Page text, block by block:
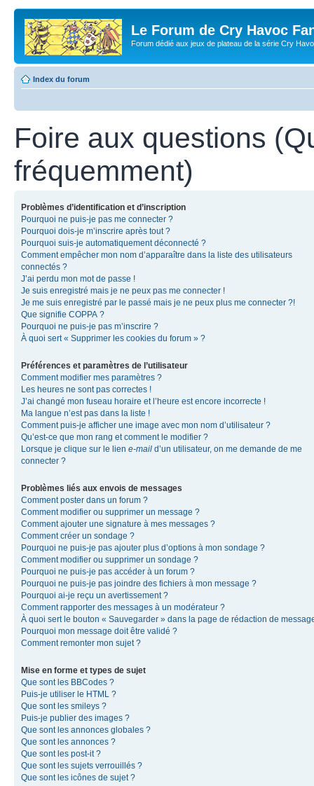
Le Forum de Cry Havoc
Forum dédié aux jeux de plateau de la série Cry
Index du forum
Foire aux questions
fréquemment)
Problèmes d’identification et d’inscription
Pourquoi ne puis-je pas me connecter ?
Pourquoi dois-je m’inscrire après tout ?
Pourquoi suis-je automatiquement déconnecté ?
Comment empêcher mon nom d’apparaître dans la liste des utilisateurs
connectés ?
J’ai perdu mon mot de passe !
Je suis enregistré mais je ne peux pas me connecter !
Je me suis enregistré par le passé mais je ne peux plus me connecter ?!
Que signifie COPPA ?
Pourquoi ne puis-je pas m’inscrire ?
À quoi sert « Supprimer les cookies du forum » ?
Préférences et paramètres de l’utilisateur
Comment modifier mes paramètres ?
Les heures ne sont pas correctes !
J’ai changé mon fuseau horaire et l’heure est encore incorrecte !
Ma langue n’est pas dans la liste !
Comment puis-je afficher une image avec mon nom d’utilisateur ?
Qu’est-ce que mon rang et comment le modifier ?
Lorsque je clique sur le lien e-mail d’un utilisateur, on me demande de me
connecter ?
Problèmes liés aux envois de messages
Comment poster dans un forum ?
Comment modifier ou supprimer un message ?
Comment ajouter une signature à mes messages ?
Comment créer un sondage ?
Pourquoi ne puis-je pas ajouter plus d’options à mon sondage ?
Comment modifier ou supprimer un sondage ?
Pourquoi ne puis-je pas accéder à un forum ?
Pourquoi ne puis-je pas joindre des fichiers à mon message ?
Pourquoi ai-je reçu un avertissement ?
Comment rapporter des messages à un modérateur ?
À quoi sert le bouton « Sauvegarder » dans la page de rédaction de
Pourquoi mon message doit être validé ?
Comment remonter mon sujet ?
Mise en forme et types de sujet
Que sont les BBCodes ?
Puis-je utiliser le HTML ?
Que sont les smileys ?
Puis-je publier des images ?
Que sont les annonces globales ?
Que sont les annonces ?
Que sont les post-it ?
Que sont les sujets verrouillés ?
Que sont les icônes de sujet ?